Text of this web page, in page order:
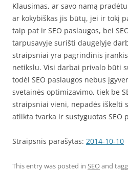
Klausimas, ar savo namą
ar kokybiškas jis būtų, jei ir tokį
taip pat ir SEO paslaugos, bei
tarpusavyje surišti daugelyje
straipsniai yra pagrindinis
netikslu. Visi darbai privalo būti
todėl SEO paslaugos nebus
svetainės optimizavimo, tiek be
straipsniai vieni, nepadės iškelti
atlikta tvarka ir sustyguotas SEO
Straipsnis parašytas: 2014-10-10
This entry was posted in SEOand